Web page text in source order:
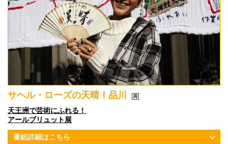
サヘル・ローズの天晴！品川
天王洲で芸術にふれる！
アールブリュット展
番組詳細はこちら